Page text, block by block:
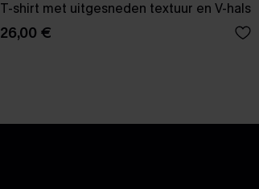
T-shirt met uitgesneden textuur en V-hals
26,00 €